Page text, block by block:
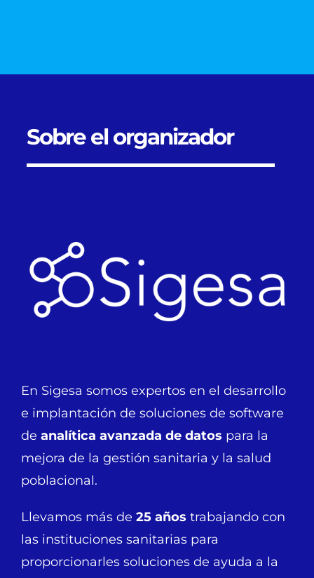
Sobre el organizador
En Sigesa somos expertos en el desarrollo
e implantación de soluciones de software
de analítica avanzada de datos para la
mejora de la gestión sanitaria y la salud
poblacional.
Llevamos más de 25 años trabajando con
las instituciones sanitarias para
proporcionarles soluciones de ayuda a la